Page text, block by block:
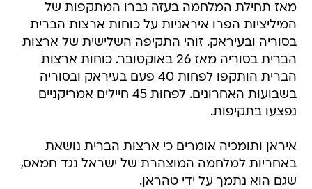
מאז תחילת המלחמה בעזה גברו המתקפות של
המיליציות הפרו איראניות על כוחות ארצות הברית
בסוריה ובעיראק. זוהי התקיפה השלישית של ארצות
הברית בסוריה מאז 26 באוקטובר. כוחות ארצות
הברית הותקפו לפחות 40 פעם בעיראק ובסוריה
בשבועות האחרונים. לפחות 45 חיילים אמריקניים
נפצעו בתקיפות.
איראן ותומכיה אומרים כי ארצות הברית נושאת
באחריות למלחמה המוצהרת של ישראל נגד חמאס,
שגם הוא נתמך על ידי טהראן.